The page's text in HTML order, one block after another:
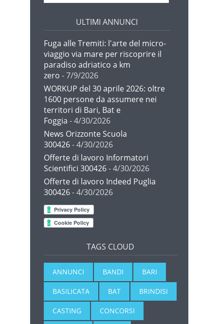
ULTIMI ANNUNCI
Fuga alle Tremiti: l'arte del micro-
viaggio via mare per riscoprire il
paradiso adriatico a km
zero - 7/9/2026
WORKUP del 30 aprile 2026: oltre
1600 persone da assumere nei
territori di Bari, Bat e
Foggia - 4/30/2026
News Orizzonte Scuola
300426- 4/30/2026
Offerte di lavoro Informatori
Scientifici 300426- 4/30/2026
Offerte di lavoro Indeed Puglia
300426- 4/30/2026
TAGS CLOUD
ANNUNCI BANDI BARI
BASILICATA BAT BRINDISI
CASTING CONCORSI